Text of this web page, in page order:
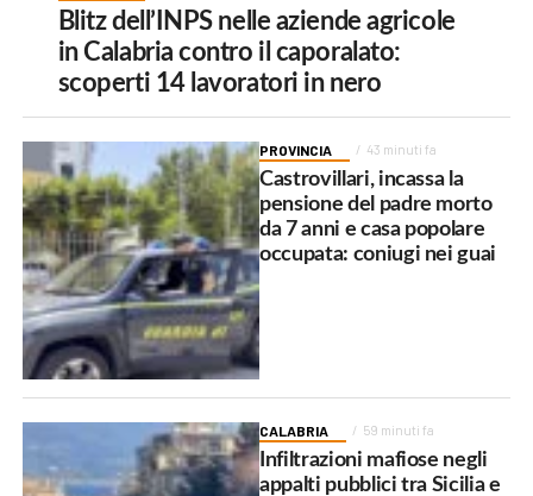
Blitz dell’INPS nelle aziende agricole
in Calabria contro il caporalato:
scoperti 14 lavoratori in nero
PROVINCIA 43 minuti fa
Castrovillari, incassa la
pensione del padre morto
da 7 anni e casa popolare
occupata: coniugi nei guai
CALABRIA 59 minuti fa
Infiltrazioni mafiose negli
appalti pubblici tra Sicilia e